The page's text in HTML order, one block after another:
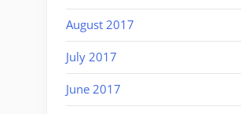
August 2017
July 2017
June 2017